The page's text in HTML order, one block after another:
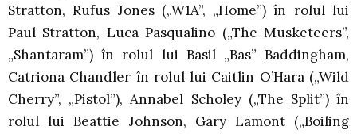
Stratton, Rufus Jones („W1A”, „Home”) în rolul lui
Paul Stratton, Luca Pasqualino („The Musketeers”,
„Shantaram”) în rolul lui Basil „Bas” Baddingham,
Catriona Chandler în rolul lui Caitlin O’Hara („Wild
Cherry”, „Pistol”), Annabel Scholey („The Split”) în
rolul lui Beattie Johnson, Gary Lamont („Boiling